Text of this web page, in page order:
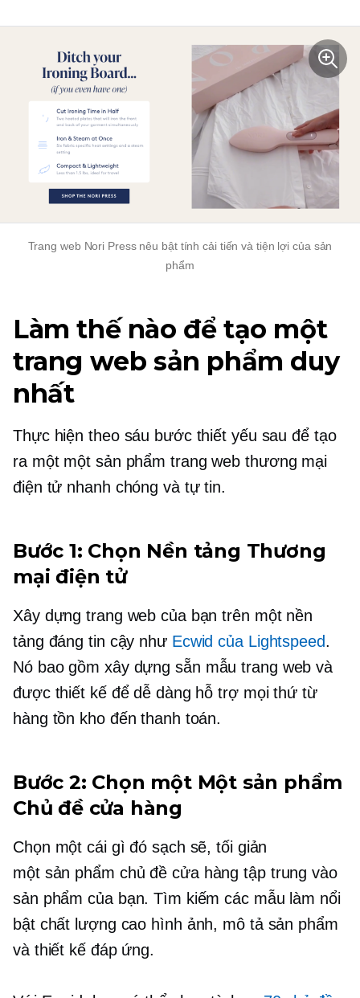
Trang web Nori Press nêu bật tính cải tiến và tiện lợi của sản
phẩm
Làm thế nào để tạo một
trang web sản phẩm duy
nhất
Thực hiện theo sáu bước thiết yếu sau để tạo
ra một một sản phẩm trang web thương mại
điện tử nhanh chóng và tự tin.
Bước 1: Chọn Nền tảng Thương
mại điện tử
Xây dựng trang web của bạn trên một nền
tảng đáng tin cậy như Ecwid của Lightspeed.
Nó bao gồm xây dựng sẵn mẫu trang web và
được thiết kế để dễ dàng hỗ trợ mọi thứ từ
hàng tồn kho đến thanh toán.
Bước 2: Chọn một Một sản phẩm
Chủ đề cửa hàng
Chọn một cái gì đó sạch sẽ, tối giản
một sản phẩm chủ đề cửa hàng tập trung vào
sản phẩm của bạn. Tìm kiếm các mẫu làm nổi
bật chất lượng cao hình ảnh, mô tả sản phẩm
và thiết kế đáp ứng.